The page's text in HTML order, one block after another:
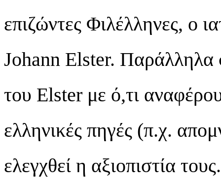
επιζώντες Φιλέλληνες, ο
Johann Elster. Παράλληλα
του Elster με ό,τι
ελληνικές πηγές (π.χ.
ελεγχθεί η αξιοπιστία